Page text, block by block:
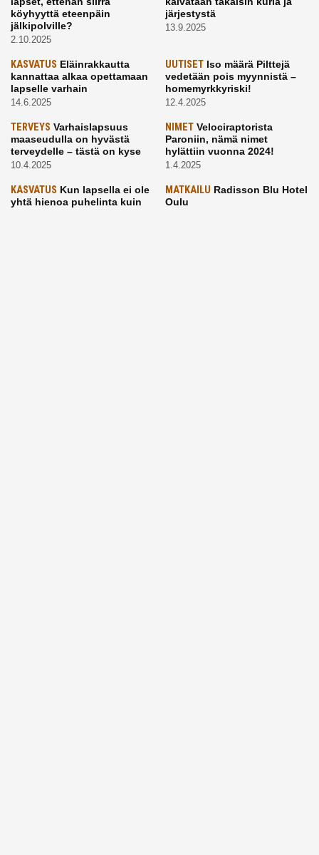
köyhyyttä eteenpäin
jälkipolville?
2.10.2025
järjestystä
13.9.2025
KASVATUS Eläinrakkautta
kannattaa alkaa opettamaan
lapselle varhain
14.6.2025
UUTISETIso määrä Pilttejä
vedetään pois myynnistä –
homemyrkkyriski!
12.4.2025
TERVEYS Varhaislapsuus
maaseudulla on hyvästä
terveydelle – tästä on kyse
10.4.2025
NIMETVelociraptorista
Paroniin, nämä nimet
hylättiin vuonna 2024!
1.4.2025
KASVATUS Kun lapsella ei ole
yhtä hienoa puhelinta kuin
MATKAILU Radisson Blu Hotel
Oulu